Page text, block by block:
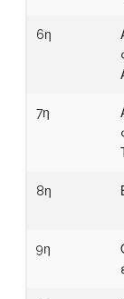
6η
7η
8η
9η